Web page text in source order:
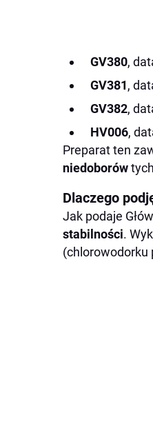
GV380,
GV381,
GV382,
HV006,
Preparat ten
niedoborów
Dlaczego
Jak podaje
stabilności.
(chlorowodorku